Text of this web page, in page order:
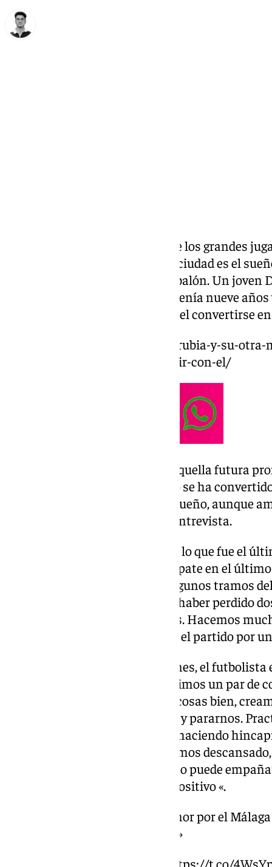
Llevar el dorsal número 10 (el de los grandes
página dorada con el club de tu ciudad es el
comienza a darle patadas a un balón. Un
en 2012, cuando apenas tenía nueve
Luz, y aseguró que su sueño era el convertirse
https://www.101tv.es/david-larrubia-y-su-
isco-al-malaga-y-poder-coincidir-con-el/
Pues bien, doce años después, aquella futura
‘Área Malaguista’. El malagueño se ha
para Pellicer y ha cumplido su sueño, aunque
puliendo sus cualidades en su entrevista.
El jugador comenzó analizando lo que fue el
bastante jodido después del empate en el
Almería nos dominó durante algunos tramos
nos vamos con la sensación de haber perdido
ante uno de los mejores equipos. Hacemos
Manolo Sánchez en que se vaya el partido por
A pesar de las buenas sensaciones, el
«Nos falta definir el partido, tuvimos un par de
Lobete. Hacemos muchísimas cosas bien,
falta tomar la decisión correcta y pararnos.
finalización realistas, estamos haciendo
tengamos tranquilidad. Hoy hemos
pero en un minuto del partido no puede
un punto ante un Almería era positivo «.
Larrubia habla sobre su amor por el
partirme la cara por el club»
https://t.co/